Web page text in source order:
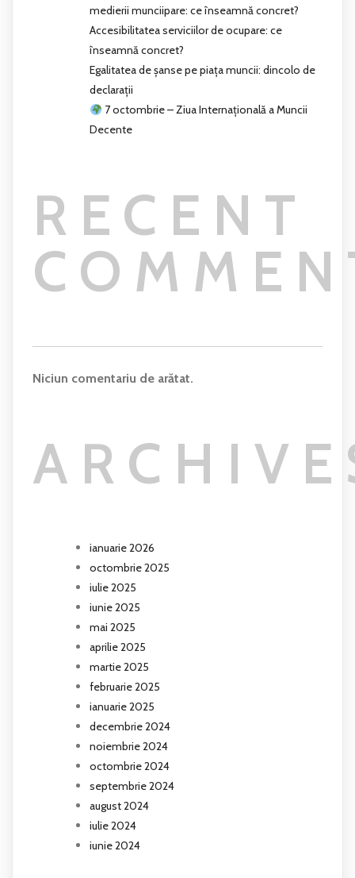
medierii munciipare: ce înseamnă concret?
Accesibilitatea serviciilor de ocupare: ce
înseamnă concret?
Egalitatea de șanse pe piața muncii: dincolo de
declarații
7 octombrie – Ziua Internațională a Muncii
Decente
RECENT
Niciun comentariu de arătat.
ianuarie 2026
octombrie 2025
iulie 2025
iunie 2025
mai 2025
aprilie 2025
martie 2025
februarie 2025
ianuarie 2025
decembrie 2024
noiembrie 2024
octombrie 2024
septembrie 2024
august 2024
iulie 2024
iunie 2024